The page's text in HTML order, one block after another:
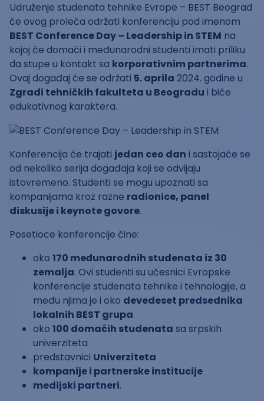
Udruženje studenata tehnike Evrope – BEST Beograd
će ovog proleća održati konferenciju pod imenom
BEST Conference Day – Leadership in STEM na
kojoj će domaći i međunarodni studenti imati priliku
da stupe u kontakt sa korporativnim partnerima.
Ovaj događaj će se održati 5. aprila 2024. godine u
Zgradi tehničkih fakulteta u Beogradu i biće
edukativnog karaktera.
Konferencija će trajati jedan ceo dan i sastojaće se
od nekoliko serija događaja koji se odvijaju
istovremeno. Studenti se mogu upoznati sa
kompanijama kroz razne radionice, panel
diskusije i keynote govore.
Posetioce konferencije čine:
oko 170 međunarodnih studenata iz 30
zemalja. Ovi studenti su učesnici Evropske
konferencije studenata tehnike i tehnologije, a
među njima je i oko devedeset predsednika
lokalnih BEST grupa
oko 100 domaćih studenata sa srpskih
univerziteta
predstavnici Univerziteta
kompanije i partnerske institucije
medijski partneri.